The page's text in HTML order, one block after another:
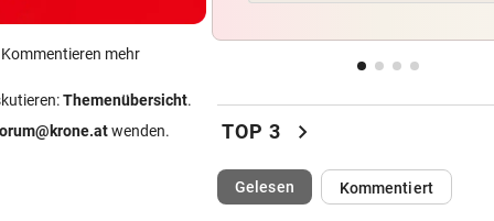
mehr
Themenübersicht.
wenden.
Youngster mit Sensation
Kokain im Koffer
EU-MANDATAR ZU CEUTA:
TOP 3 chevron_right
Gelesen(ausgewählt)Kommentiert